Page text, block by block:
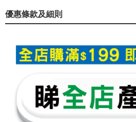
優惠條款及細則